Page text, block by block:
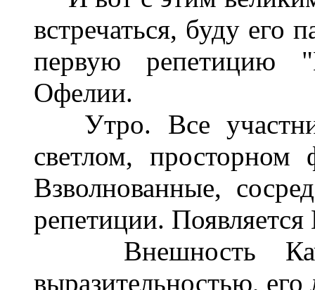
встречаться, буду его
первую репетицию
Офелии.
Утро. Все
светлом, просторном
Взволнованные,
репетиции.
Внешность
выразительностью,